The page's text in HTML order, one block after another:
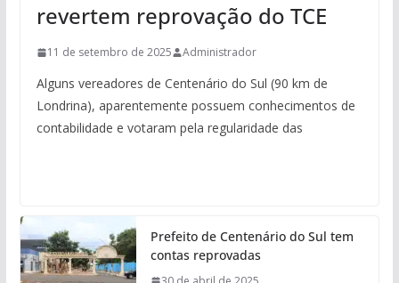
revertem reprovação do TCE
11 de setembro de 2025 Administrador
Alguns vereadores de Centenário do Sul (90 km de
Londrina), aparentemente possuem conhecimentos de
contabilidade e votaram pela regularidade das
Prefeito de Centenário do Sul tem
contas reprovadas